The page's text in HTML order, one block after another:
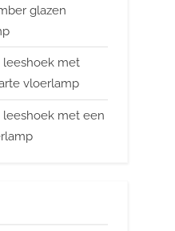
glazen
leeshoek met
vloerlamp
met een